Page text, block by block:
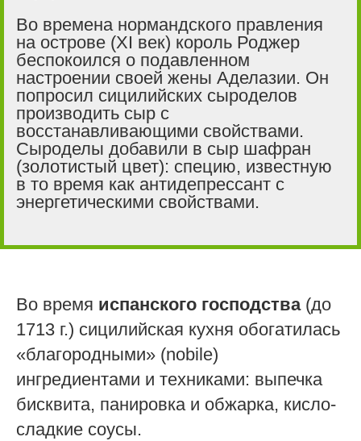
Во времена нормандского правления
на острове (XI век) король Роджер
беспокоился о подавленном
настроении своей жены Аделазии. Он
попросил сицилийских сыроделов
производить сыр с
восстанавливающими свойствами.
Сыроделы добавили в сыр шафран
(золотистый цвет): специю, известную
в то время как антидепрессант с
энергетическими свойствами.
Во время испанского господства(до
1713 г.) сицилийская кухня обогатилась
«благородными» (nobile)
ингредиентами и техниками: выпечка
бисквита, панировка и обжарка, кисло-
сладкие соусы.